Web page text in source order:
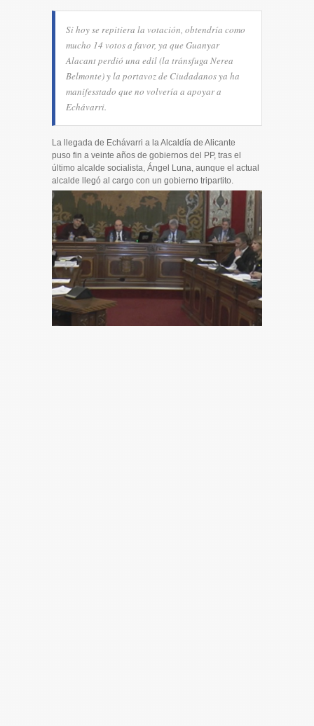
Si hoy se repitiera la votación, obtendría como
mucho 14 votos a favor, ya que Guanyar
Alacant perdió una edil (la tránsfuga Nerea
Belmonte) y la portavoz de Ciudadanos ya ha
manifesstado que no volvería a apoyar a
Echávarri.
La llegada de Echávarri a la Alcaldía de Alicante
puso fin a veinte años de gobiernos del PP, tras el
último alcalde socialista, Ángel Luna, aunque el actual
alcalde llegó al cargo con un gobierno tripartito.